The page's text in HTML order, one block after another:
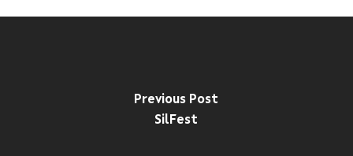
Previous Post
SilFest